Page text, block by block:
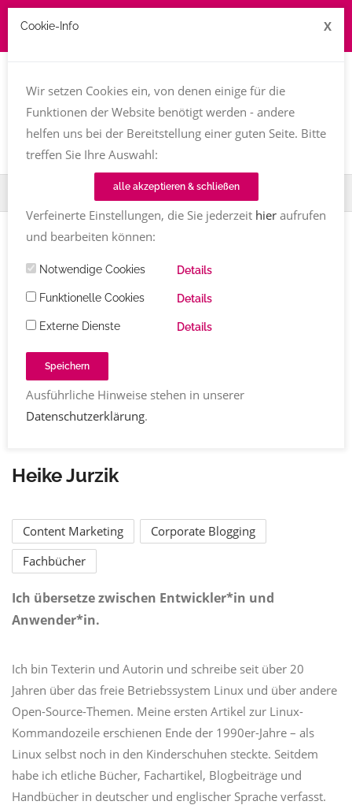
Fachfrauenmarkt Heike Jurzik
Heike Jurzik
Content Marketing
Corporate Blogging
Fachbücher
Ich übersetze zwischen Entwickler*in und
Anwender*in.
Ich bin Texterin und Autorin und schreibe seit über 20
Jahren über das freie Betriebssystem Linux und über andere
Open-Source-Themen. Meine ersten Artikel zur Linux-
Kommandozeile erschienen Ende der 1990er-Jahre – als
Linux selbst noch in den Kinderschuhen steckte. Seitdem
habe ich etliche Bücher, Fachartikel, Blogbeiträge und
Handbücher in deutscher und englischer Sprache verfasst.
Cookie-Info X
Wir setzen Cookies ein, von denen einige für die
Funktionen der Website benötigt werden - andere
helfen uns bei der Bereitstellung einer guten Seite. Bitte
treffen Sie Ihre Auswahl:
alle akzeptieren & schließen
Verfeinerte Einstellungen, die Sie jederzeit hieraufrufen
und bearbeiten können:
Notwendige Cookies Details
Funktionelle Cookies Details
Externe Dienste Details
Speichern
Ausführliche Hinweise stehen in unserer
Datenschutzerklärung.